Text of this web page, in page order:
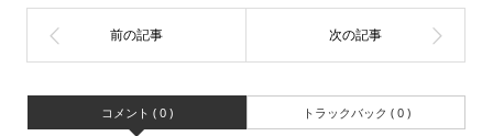
コメント ( 0 ) トラックバック ( 0 )